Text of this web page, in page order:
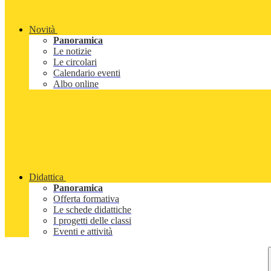
Novità
Panoramica
Le notizie
Le circolari
Calendario eventi
Albo online
Didattica
Panoramica
Offerta formativa
Le schede didattiche
I progetti delle classi
Eventi e attività